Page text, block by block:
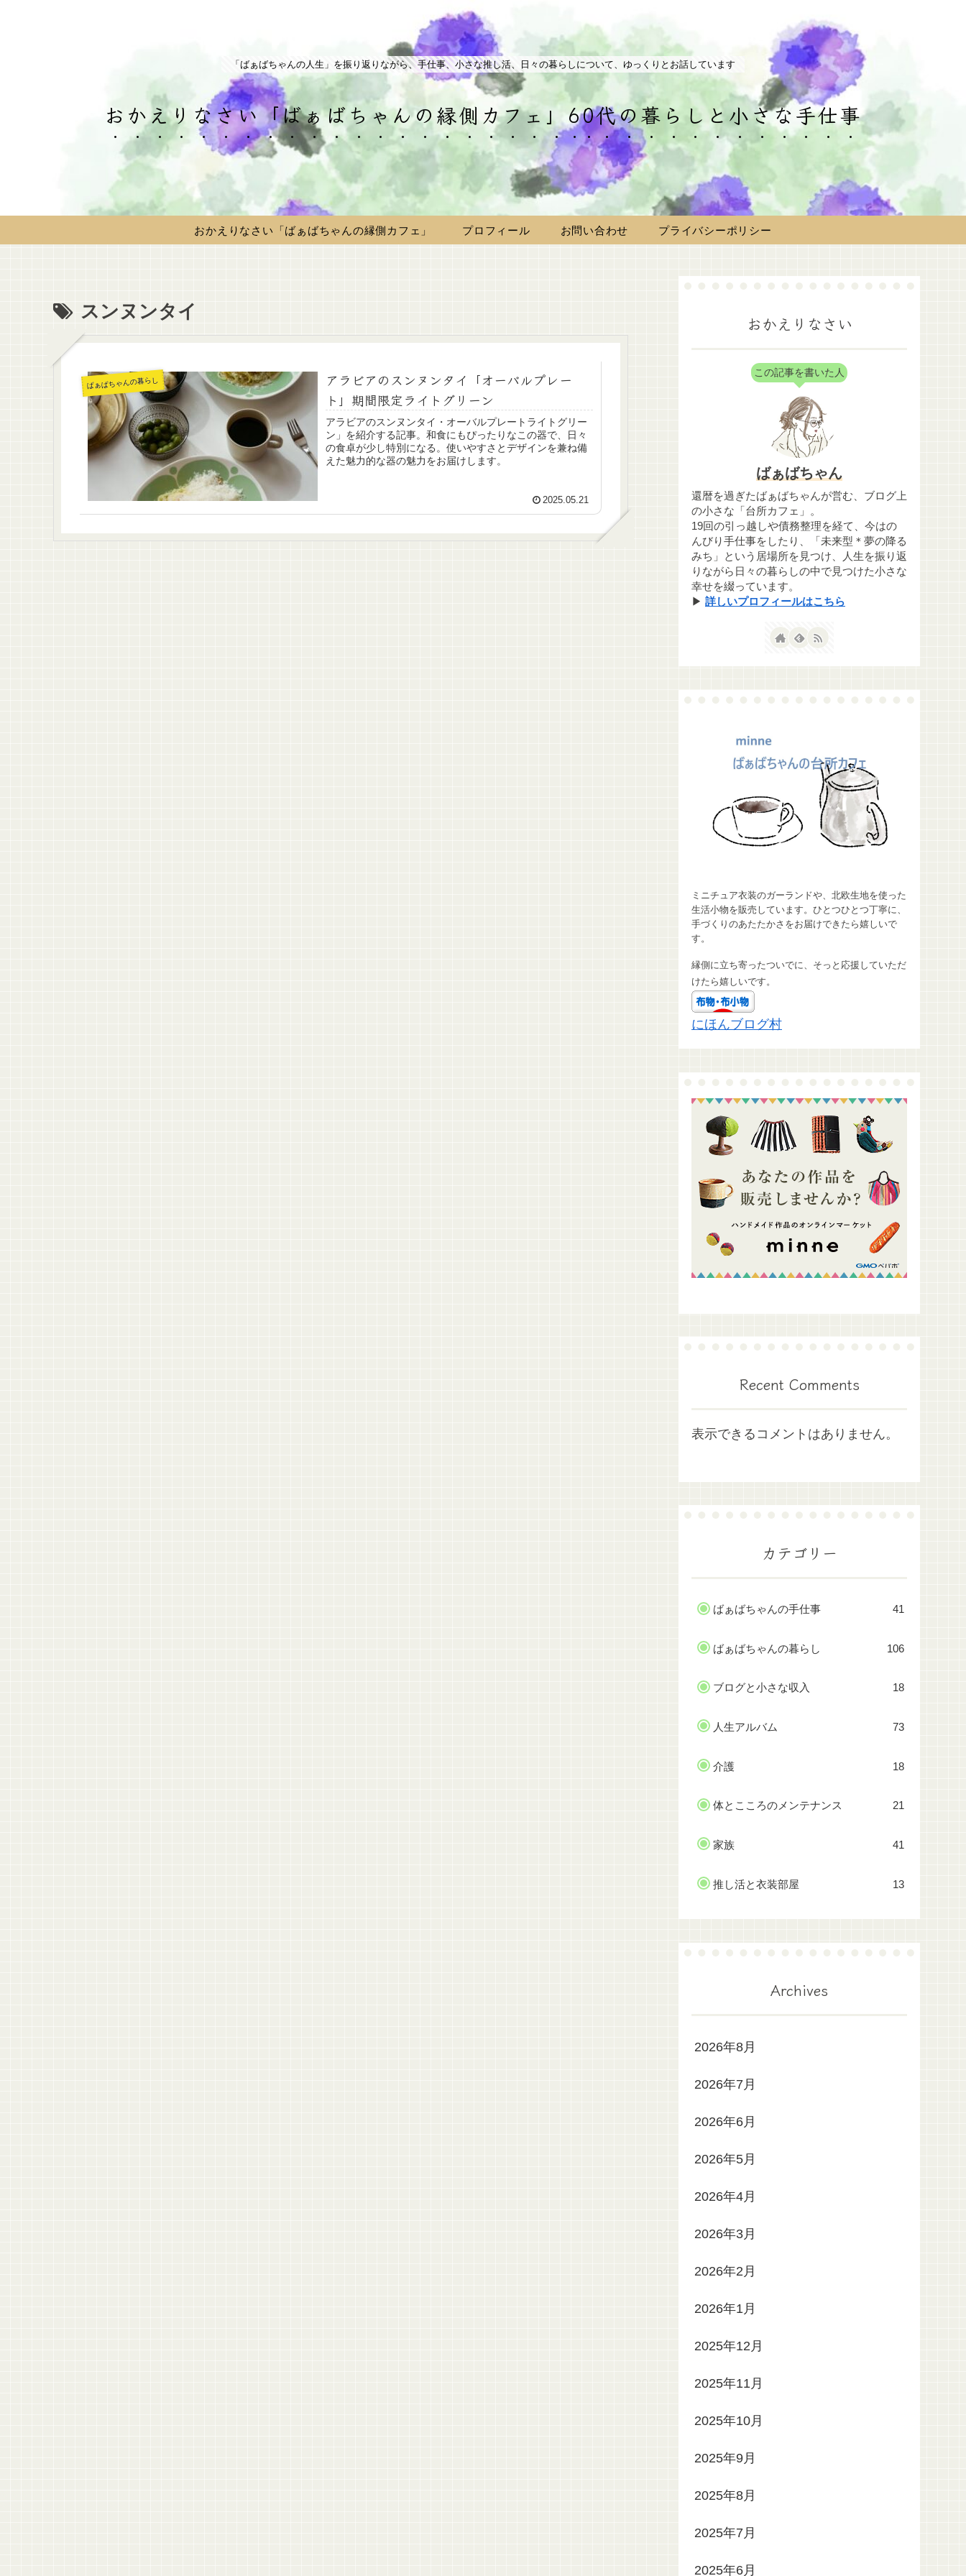
「ばぁばちゃんの人生」を振り返りながら、手仕事、小さな推し活、日々の暮らしについて、ゆっくりとお話しています
おかえりなさい「ばぁばちゃんの縁側カフェ」60代の暮らしと小さな手仕事
おかえりなさい「ばぁばちゃんの縁側カフェ」 プロフィール お問い合わせ プライバシーポリシー
スンヌンタイ
ばぁばちゃんの暮らし
アラビアのスンヌンタイ「オーバルプレー
ト」期間限定ライトグリーン
アラビアのスンヌンタイ・オーバルプレートライトグリー
ン」を紹介する記事。和食にもぴったりなこの器で、日々
の食卓が少し特別になる。使いやすさとデザインを兼ね備
えた魅力的な器の魅力をお届けします。
2025.05.21
おかえりなさい
この記事を書いた人
ばぁばちゃん
還暦を過ぎたばぁばちゃんが営む、ブログ上
の小さな「台所カフェ」。
19回の引っ越しや債務整理を経て、今はの
んびり手仕事をしたり、「未来型＊夢の降る
みち」という居場所を見つけ、人生を振り返
りながら日々の暮らしの中で見つけた小さな
幸せを綴っています。
▶ 詳しいプロフィールはこちら
ミニチュア衣装のガーランドや、北欧生地を使った
生活小物を販売しています。ひとつひとつ丁寧に、
手づくりのあたたかさをお届けできたら嬉しいで
す。
縁側に立ち寄ったついでに、そっと応援していただ
けたら嬉しいです。
にほんブログ村
Recent Comments
表示できるコメントはありません。
カテゴリー
ばぁばちゃんの手仕事 41
ばぁばちゃんの暮らし 106
ブログと小さな収入 18
人生アルバム 73
介護 18
体とこころのメンテナンス 21
家族 41
推し活と衣装部屋 13
Archives
2026年8月
2026年7月
2026年6月
2026年5月
2026年4月
2026年3月
2026年2月
2026年1月
2025年12月
2025年11月
2025年10月
2025年9月
2025年8月
2025年7月
2025年6月